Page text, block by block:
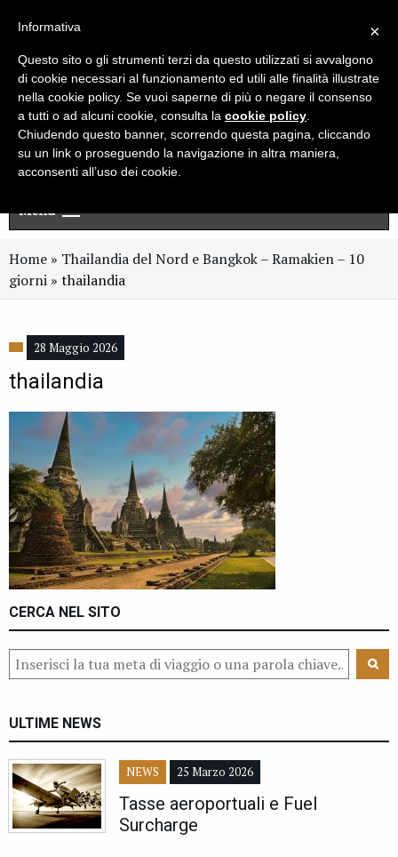
Newsletter
Menu
Home » Thailandia del Nord e Bangkok – Ramakien – 10
giorni » thailandia
28 Maggio 2026
thailandia
CERCA NEL SITO
ULTIME NEWS
NEWS 25 Marzo 2026
Tasse aeroportuali e Fuel
Surcharge
×
Informativa
Questo sito o gli strumenti terzi da questo utilizzati si avvalgono
di cookie necessari al funzionamento ed utili alle finalità illustrate
nella cookie policy. Se vuoi saperne di più o negare il consenso
a tutti o ad alcuni cookie, consulta la cookie policy
Chiudendo questo banner, scorrendo questa pagina, cliccando
su un link o proseguendo la navigazione in altra maniera,
acconsenti all’uso dei cookie.